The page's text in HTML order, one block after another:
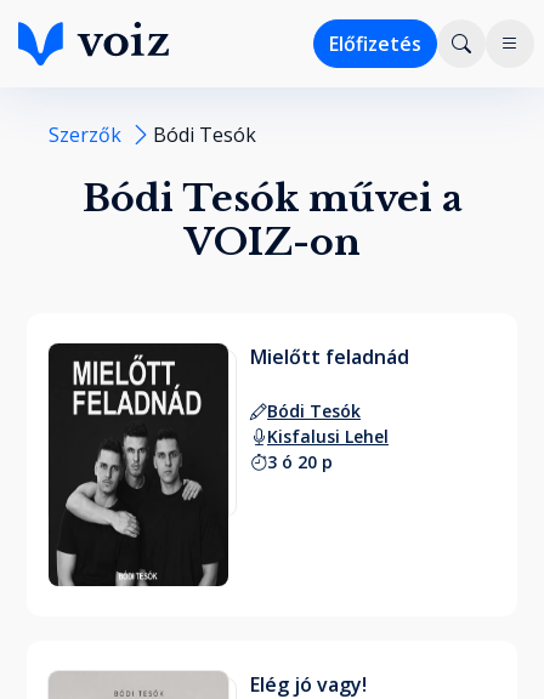
Előfizetés
Szerzők Bódi Tesók
Bódi Tesók művei a
VOIZ-on
Mielőtt feladnád
Bódi Tesók
Kisfalusi Lehel
3 ó 20 p
Elég jó vagy!